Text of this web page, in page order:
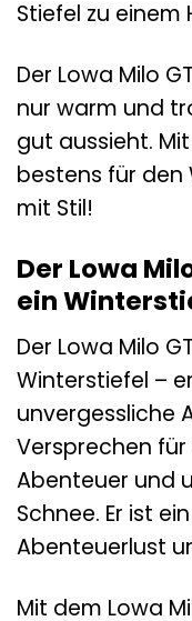
Stiefel zu einem
Der Lowa Milo
nur warm und
gut aussieht.
bestens für den
mit Stil!
Der Lowa
ein
Der Lowa Milo
Winterstiefel –
unvergessliche
Versprechen
Abenteuer und
Schnee. Er ist
Abenteuerlust
Mit dem Lowa